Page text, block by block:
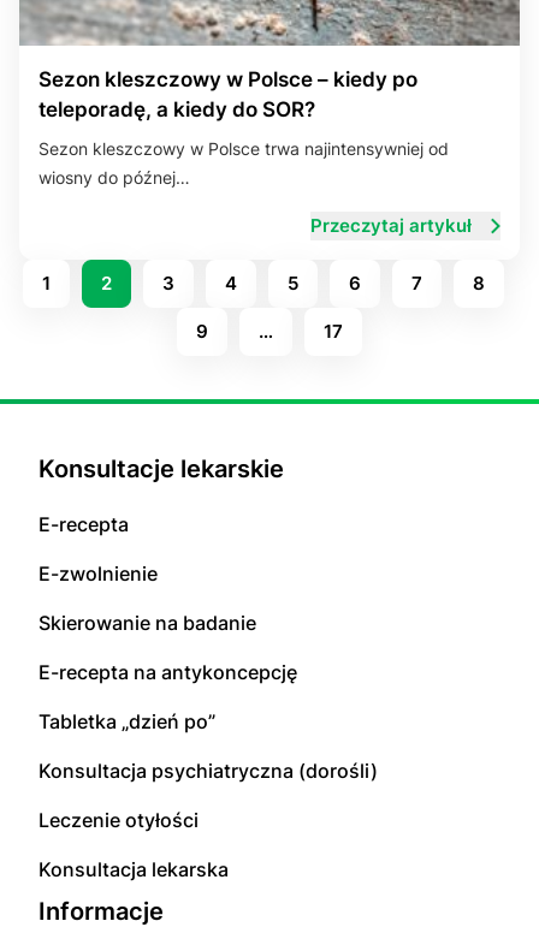
Sezon kleszczowy w Polsce – kiedy po
teleporadę, a kiedy do SOR?
Sezon kleszczowy w Polsce trwa najintensywniej od
wiosny do późnej…
Przeczytaj artykuł
1 2 3 4 5 6 7 8
9 … 17
Konsultacje lekarskie
E-recepta
E-zwolnienie
Skierowanie na badanie
E-recepta na antykoncepcję
Tabletka „dzień po”
Konsultacja psychiatryczna (dorośli)
Leczenie otyłości
Konsultacja lekarska
Informacje